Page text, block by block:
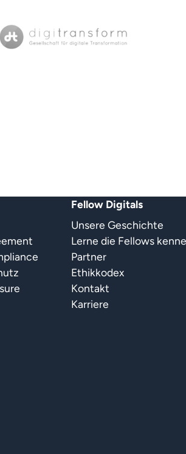
Fellow Digitals
Unsere Geschichte
Lerne die Fellows
Partner
Ethikkodex
Kontakt
Karriere